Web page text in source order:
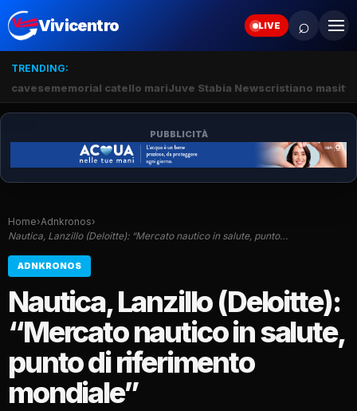
Vivicentro LIVE ⌕
TRENDING:
cavesememorial catello mariJuve Stabia Newscristiano masitto
PUBBLICITÀ
Home›Adnkronos›
Nautica, Lanzillo (Deloitte): “Mercato nautico in salute, punto…
ADNKRONOS
Nautica, Lanzillo (Deloitte):
“Mercato nautico in salute,
punto di riferimento
mondiale”